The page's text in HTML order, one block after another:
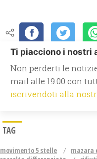
Ti piacciono i nostri
Non perderti le
mail alle 19.00 con
iscrivendoti alla
TAG
movimento 5 stelle mazara